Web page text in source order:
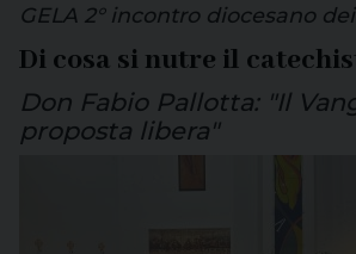
GELA 2° incontro diocesano
Di cosa si nutre il
Don Fabio Pallotta: "Il
proposta libera"